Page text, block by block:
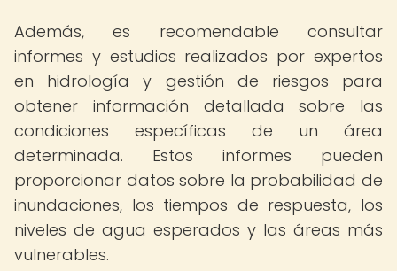
Además, es recomendable consultar
informes y estudios realizados por expertos
en hidrología y gestión de riesgos para
obtener información detallada sobre las
condiciones específicas de un área
determinada. Estos informes pueden
proporcionar datos sobre la probabilidad de
inundaciones, los tiempos de respuesta, los
niveles de agua esperados y las áreas más
vulnerables.